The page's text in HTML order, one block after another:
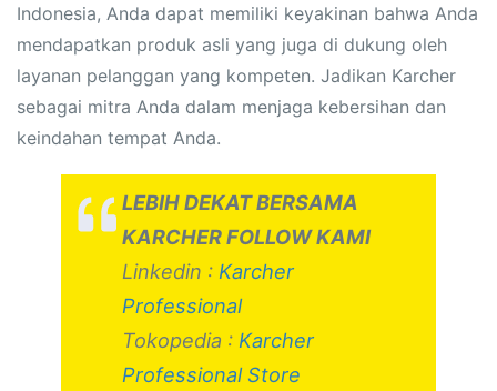
Indonesia, Anda dapat memiliki keyakinan bahwa Anda
mendapatkan produk asli yang juga di dukung oleh
layanan pelanggan yang kompeten. Jadikan Karcher
sebagai mitra Anda dalam menjaga kebersihan dan
keindahan tempat Anda.
LEBIH DEKAT BERSAMA
KARCHER FOLLOW KAMI
Linkedin : Karcher
Professional
Tokopedia : Karcher
Professional Store